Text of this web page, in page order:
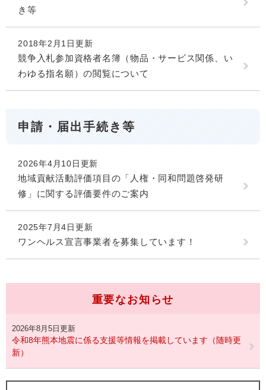
き等
2018年2月1日更新
競争入札参加資格者名簿（物品・サービス関係、い
わゆる指名願）の閲覧について
申請・届出手続き等
2026年4月10日更新
地域貢献活動評価項目の「人権・同和問題啓発研
修」に関する評価要件のご案内
2025年7月4日更新
ワンヘルス宣言事業者を募集しています！
重要なお知らせ
2026年8月5日更新
令和8年熊本地震に係る支援等情報を掲載しています（随時更
新）